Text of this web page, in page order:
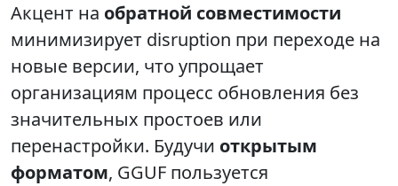
Акцент на обратной совместимости
минимизирует disruption при переходе на
новые версии, что упрощает
организациям процесс обновления без
значительных простоев или
перенастройки. Будучи открытым
форматом, GGUF пользуется